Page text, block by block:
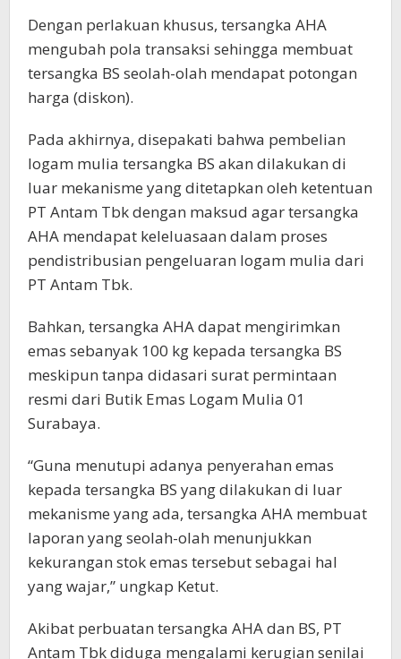
Dengan perlakuan khusus, tersangka AHA
mengubah pola transaksi sehingga membuat
tersangka BS seolah-olah mendapat potongan
harga (diskon).
Pada akhirnya, disepakati bahwa pembelian
logam mulia tersangka BS akan dilakukan di
luar mekanisme yang ditetapkan oleh ketentuan
PT Antam Tbk dengan maksud agar tersangka
AHA mendapat keleluasaan dalam proses
pendistribusian pengeluaran logam mulia dari
PT Antam Tbk.
Bahkan, tersangka AHA dapat mengirimkan
emas sebanyak 100 kg kepada tersangka BS
meskipun tanpa didasari surat permintaan
resmi dari Butik Emas Logam Mulia 01
Surabaya.
“Guna menutupi adanya penyerahan emas
kepada tersangka BS yang dilakukan di luar
mekanisme yang ada, tersangka AHA membuat
laporan yang seolah-olah menunjukkan
kekurangan stok emas tersebut sebagai hal
yang wajar,” ungkap Ketut.
Akibat perbuatan tersangka AHA dan BS, PT
Antam Tbk diduga mengalami kerugian senilai